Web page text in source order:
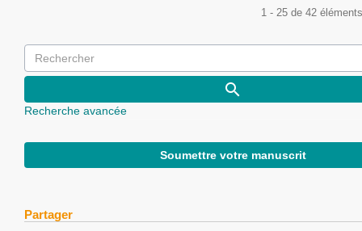
1 - 25 de 42
Recherche avancée
Soumettre votre manuscrit
Partager